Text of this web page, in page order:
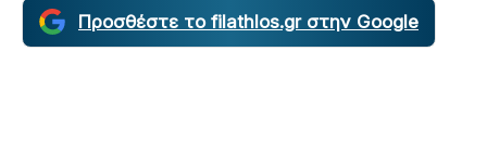
Προσθέστε το filathlos.gr στην Google